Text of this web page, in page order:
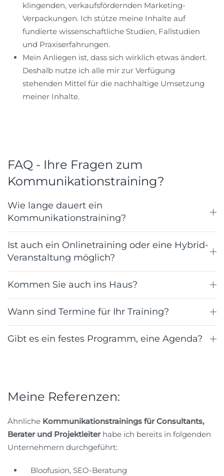
klingenden, verkaufsfördernden Marketing-
Verpackungen. Ich stütze meine Inhalte auf
fundierte wissenschaftliche Studien, Fallstudien
und Praxiserfahrungen.
Mein Anliegen ist, dass sich wirklich etwas ändert.
Deshalb nutze ich alle mir zur Verfügung
stehenden Mittel für die nachhaltige Umsetzung
meiner Inhalte.
FAQ - Ihre Fragen zum
Kommunikationstraining?
Wie lange dauert ein
Kommunikationstraining?
Ist auch ein Onlinetraining oder eine Hybrid-
Veranstaltung möglich?
Kommen Sie auch ins Haus?
Wann sind Termine für Ihr Training?
Gibt es ein festes Programm, eine Agenda?
Meine Referenzen:
Ähnliche Kommunikationstrainings für Consultants,
Berater und Projektleiterhabe ich bereits in folgenden
Unternehmern durchgeführt:
Bloofusion, SEO-Beratung